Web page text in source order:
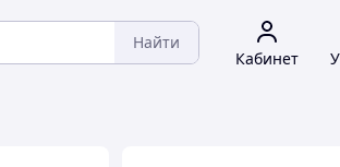
Найти
Кабинет